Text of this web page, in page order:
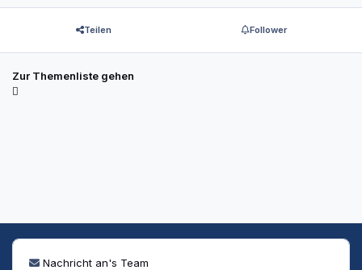
Teilen Follower
Zur Themenliste gehen
Nachricht an's Team